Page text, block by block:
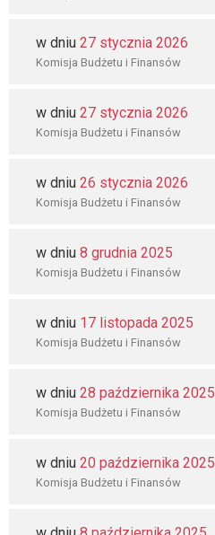
w dniu 27 stycznia 2026
Komisja Budżetu i Finansów
w dniu 27 stycznia 2026
Komisja Budżetu i Finansów
w dniu 26 stycznia 2026
Komisja Budżetu i Finansów
w dniu 8 grudnia 2025
Komisja Budżetu i Finansów
w dniu 17 listopada 2025
Komisja Budżetu i Finansów
w dniu 28 października 2025
Komisja Budżetu i Finansów
w dniu 20 października 2025
Komisja Budżetu i Finansów